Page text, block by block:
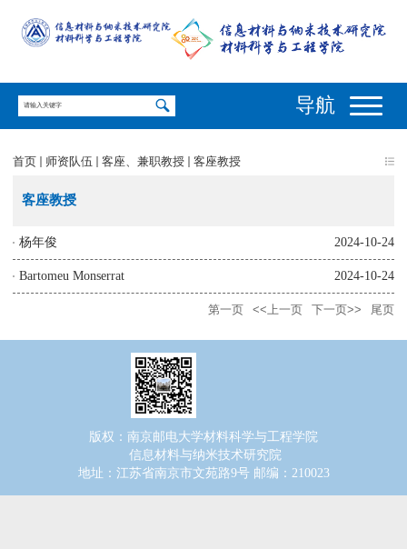
导航
首页 师资队伍 客座、兼职教授 客座教授
客座教授
杨年俊 2024-10-24
Bartomeu Monserrat 2024-10-24
第一页 <<上一页 下一页>> 尾页
版权：南京邮电大学材料科学与工程学院
信息材料与纳米技术研究院
地址：江苏省南京市文苑路9号 邮编：210023